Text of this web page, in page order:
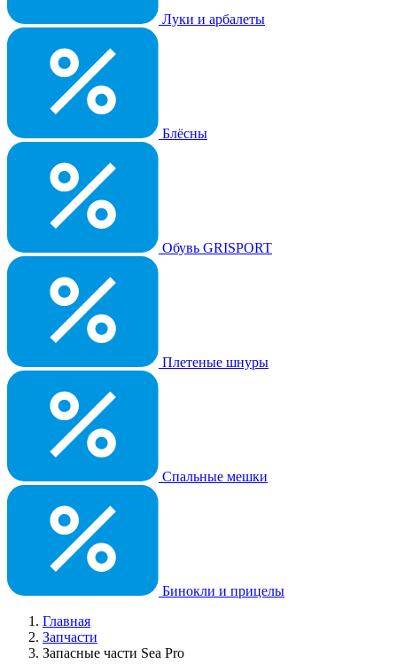
Луки и арбалеты
Блёсны
Обувь GRISPORT
Плетеные шнуры
Спальные мешки
Бинокли и прицелы
Главная
Запчасти
Запасные части Sea Pro